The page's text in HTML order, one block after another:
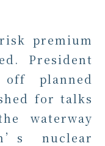
premium
President
planned
for talks
waterway
nuclear